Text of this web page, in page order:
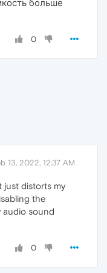
больше
0
13, 2022, 12:37 AM
just distorts my
the
audio sound
0